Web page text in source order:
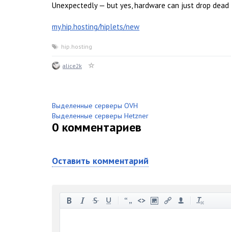
Unexpectedly — but yes, hardware can just drop
my.hip.hosting/hiplets/new
hip.hosting
alice2k
Выделенные серверы OVH
Выделенные серверы Hetzner
0 комментариев
Оставить комментарий